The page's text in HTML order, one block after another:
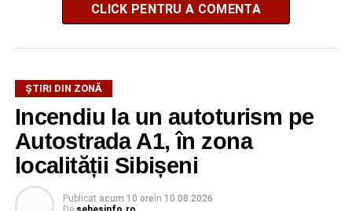
CLICK PENTRU A COMENTA
ȘTIRI DIN ZONĂ
Incendiu la un autoturism pe
Autostrada A1, în zona
localității Sibișeni
Publicat acum 10 oreîn 10.08.2026